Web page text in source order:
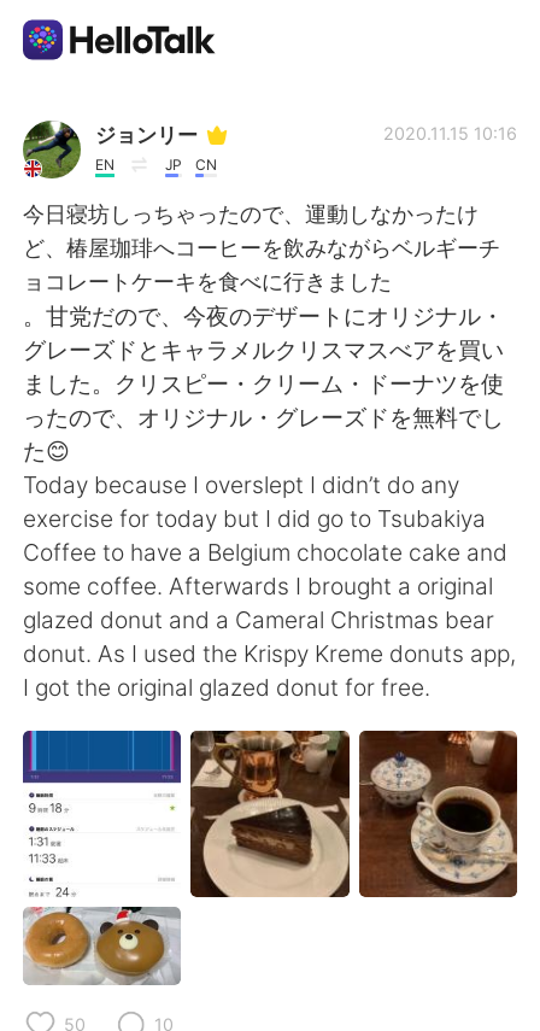
Aplikasi Pertukaran Bahasa
AI Grammar Checker
Indonesia
English 简体中文
繁體中文 Español
العربية Français
Deutsch 日本語
한국어 Русский
ไทย Italiano
Türkçe Tiếng Việt
Português
ジョンリー
EN JP CN
2020.11.15 10:16
今日寝坊しっちゃったので、運動しなかったけ
ど、椿屋珈琲へコーヒーを飲みながらベルギーチ
ョコレートケーキを食べに行きました
。甘党だので、今夜のデザートにオリジナル・
グレーズドとキャラメルクリスマスべアを買い
ました。クリスピー・クリーム・ドーナツを使
ったので、オリジナル・グレーズドを無料でし
た😊
Today because I overslept I didn’t do any
exercise for today but I did go to Tsubakiya
Coffee to have a Belgium chocolate cake and
some coffee. Afterwards I brought a original
glazed donut and a Cameral Christmas bear
donut. As I used the Krispy Kreme donuts app,
I got the original glazed donut for free.
50 10